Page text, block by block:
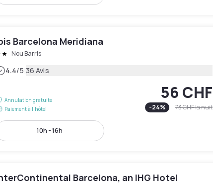
Barcelona Meridiana
Nou Barris
4.4/5|36 Avis
Annulation gratuite
Paiement à l'hôtel
56 CHF
-24% 73 CHFla nuit
10h - 16h
Barcelona, an IHG Hotel